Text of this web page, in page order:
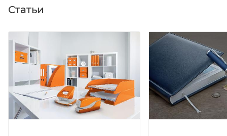
Статьи